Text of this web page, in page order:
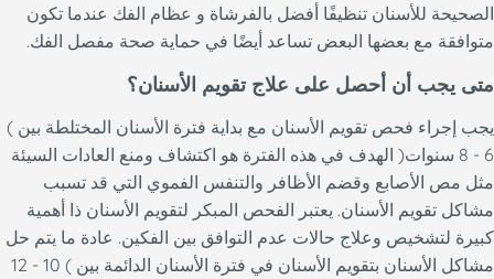
الصحيحة للأسنان تنظيفًا أفضل بالفرشاة و عظام الفك عندما تكون
متوافقة مع بعضها البعض تساعد أيضًا في حماية صحة مفصل الفك.
متى يجب أن أحصل على علاج تقويم الأسنان؟
يجب إجراء فحص تقويم الأسنان مع بداية فترة الأسنان المختلطة بين )
6 - 8 سنوات( الهدف في هذه الفترة هو اكتشاف ومنع العادات السيئة
مثل مص الأصابع وقضم الأظافر والتنفس الفموي التي قد تسبب
مشاكل تقويم الأسنان. يعتبر الفحص المبكر لتقويم الأسنان ذا أهمية
كبيرة لتشخيص وعلاج حالات عدم التوافق بين الفكين. عادة ما يتم حل
مشاكل الأسنان بتقويم الأسنان في فترة الأسنان الدائمة بين ) 10 - 12